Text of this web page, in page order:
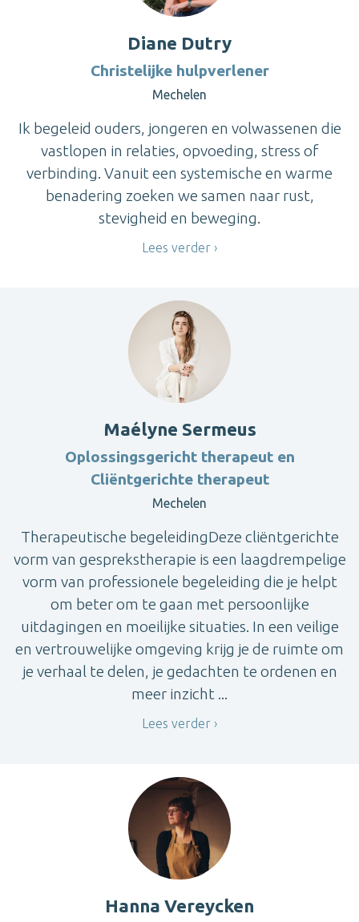
Diane Dutry
Christelijke hulpverlener
Mechelen
Ik begeleid ouders, jongeren en volwassenen die
vastlopen in relaties, opvoeding, stress of
verbinding. Vanuit een systemische en warme
benadering zoeken we samen naar rust,
stevigheid en beweging.
Lees verder
Maélyne Sermeus
Oplossingsgericht therapeut en
Cliëntgerichte therapeut
Mechelen
Therapeutische begeleidingDeze cliëntgerichte
vorm van gesprekstherapie is een laagdrempelige
vorm van professionele begeleiding die je helpt
om beter om te gaan met persoonlijke
uitdagingen en moeilijke situaties. In een veilige
en vertrouwelijke omgeving krijg je de ruimte om
je verhaal te delen, je gedachten te ordenen en
meer inzicht ...
Lees verder
Hanna Vereycken